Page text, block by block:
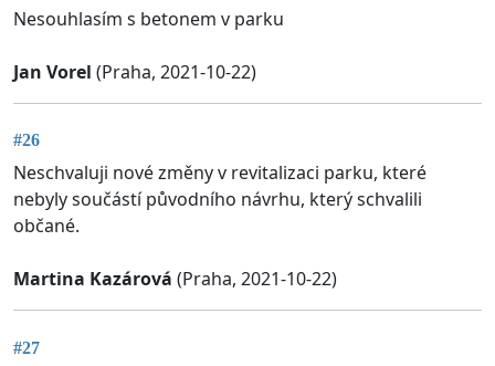
Nesouhlasím s betonem v parku
Jan Vorel (Praha, 2021-10-22)
#26
Neschvaluji nové změny v revitalizaci parku, které
nebyly součástí původního návrhu, který schvalili
občané.
Martina Kazárová (Praha, 2021-10-22)
#27